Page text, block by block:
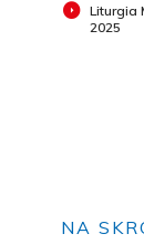
Liturgia
2025
NA